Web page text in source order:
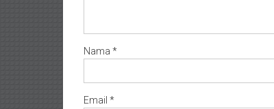
Nama *
Email *